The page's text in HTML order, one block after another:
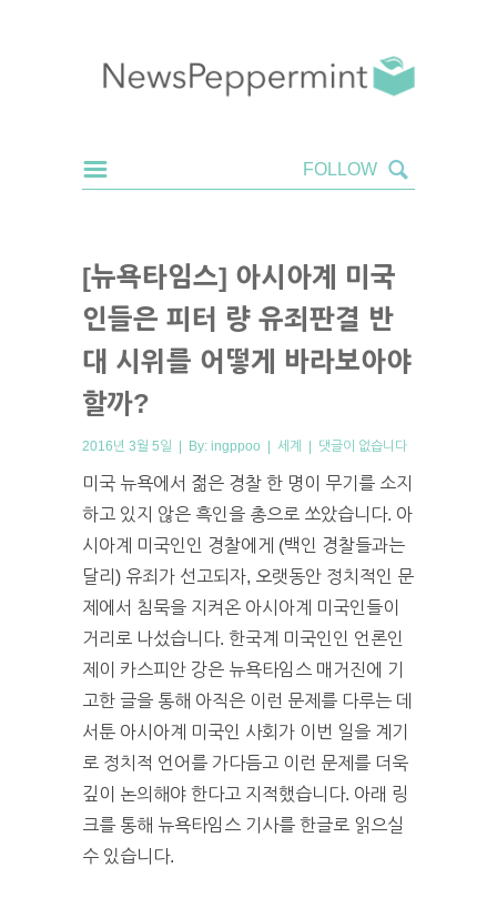
[뉴욕타임스] 아시아계 미국
인들은 피터 량 유죄판결 반
대 시위를 어떻게 바라보아야
할까?
2016년 3월 5일 | By: ingppoo | 세계 | 댓글이 없습니다
미국 뉴욕에서 젊은 경찰 한 명이 무기를 소지
하고 있지 않은 흑인을 총으로 쏘았습니다. 아
시아계 미국인인 경찰에게 (백인 경찰들과는
달리) 유죄가 선고되자, 오랫동안 정치적인 문
제에서 침묵을 지켜온 아시아계 미국인들이
거리로 나섰습니다. 한국계 미국인인 언론인
제이 카스피안 강은 뉴욕타임스 매거진에 기
고한 글을 통해 아직은 이런 문제를 다루는 데
서툰 아시아계 미국인 사회가 이번 일을 계기
로 정치적 언어를 가다듬고 이런 문제를 더욱
깊이 논의해야 한다고 지적했습니다. 아래 링
크를 통해 뉴욕타임스 기사를 한글로 읽으실
수 있습니다.